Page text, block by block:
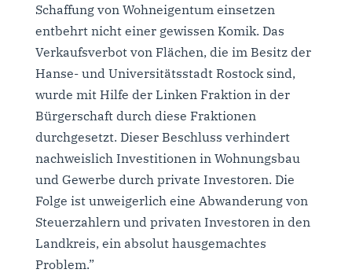
Schaffung von Wohneigentum einsetzen
entbehrt nicht einer gewissen Komik. Das
Verkaufsverbot von Flächen, die im Besitz der
Hanse- und Universitätsstadt Rostock sind,
wurde mit Hilfe der Linken Fraktion in der
Bürgerschaft durch diese Fraktionen
durchgesetzt. Dieser Beschluss verhindert
nachweislich Investitionen in Wohnungsbau
und Gewerbe durch private Investoren. Die
Folge ist unweigerlich eine Abwanderung von
Steuerzahlern und privaten Investoren in den
Landkreis, ein absolut hausgemachtes
Problem.”